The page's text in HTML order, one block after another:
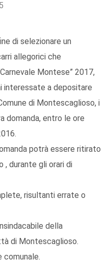
di selezionare un
allegorici che
Montese” 2017,
interessate a depositare
di Montescaglioso, i
domanda, entro le ore
potrà essere ritirato
, durante gli orari di
risultanti errate o
della
di Montescaglioso.
comunale.